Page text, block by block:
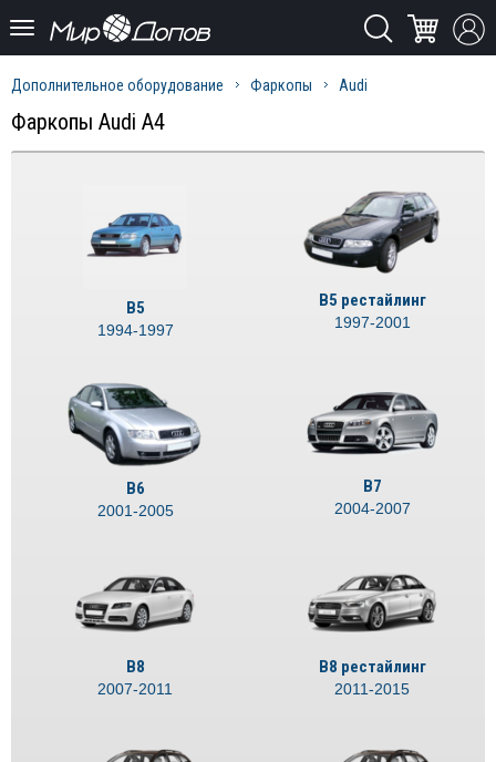
Дополнительное оборудование Фаркопы Audi
Фаркопы Audi A4
B5
1994-1997
B5 рестайлинг
1997-2001
B6
2001-2005
B7
2004-2007
B8
2007-2011
B8 рестайлинг
2011-2015